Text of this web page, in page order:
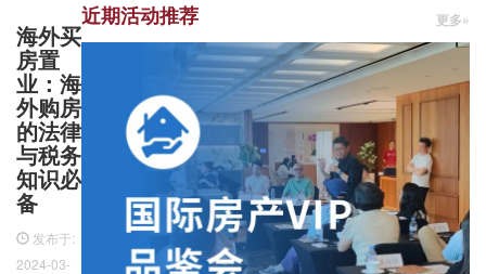
海外买
房置
业：海
外购房
的法律
与税务
知识必
备
发布于:
2024-03-
近期活动推荐 更多»